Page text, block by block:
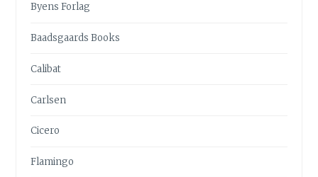
Byens Forlag
Baadsgaards Books
Calibat
Carlsen
Cicero
Flamingo